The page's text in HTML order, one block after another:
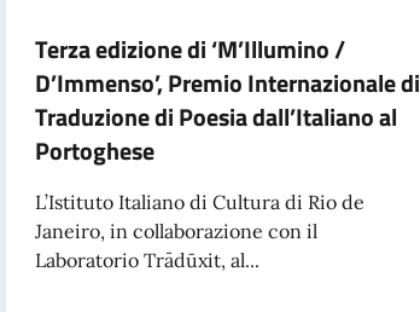
Terza edizione di ‘M’Illumino /
D’Immenso’, Premio Internazionale di
Traduzione di Poesia dall’Italiano al
Portoghese
L’Istituto Italiano di Cultura di Rio de
Janeiro, in collaborazione con il
Laboratorio Trādūxit, al...